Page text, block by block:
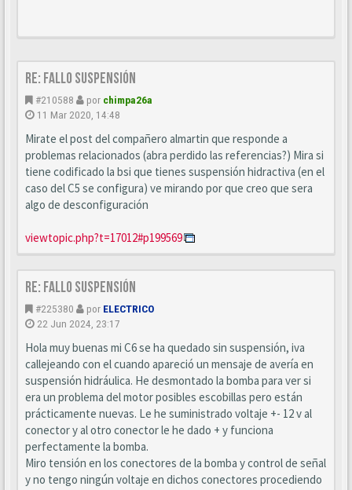
Re: Fallo suspensión
#210588 por chimpa26a
11 Mar 2020, 14:48
Mirate el post del compañero almartin que responde a
problemas relacionados (abra perdido las referencias?) Mira si
tiene codificado la bsi que tienes suspensión hidractiva (en el
caso del C5 se configura) ve mirando por que creo que sera
algo de desconfiguración
viewtopic.php?t=17012#p199569
Re: Fallo suspensión
#225380 por ELECTRICO
22 Jun 2024, 23:17
Hola muy buenas mi C6 se ha quedado sin suspensión, iva
callejeando con el cuando apareció un mensaje de avería en
suspensión hidráulica. He desmontado la bomba para ver si
era un problema del motor posibles escobillas pero están
prácticamente nuevas. Le he suministrado voltaje +- 12 v al
conector y al otro conector le he dado + y funciona
perfectamente la bomba.
Miro tensión en los conectores de la bomba y control de señal
y no tengo ningún voltaje en dichos conectores procediendo